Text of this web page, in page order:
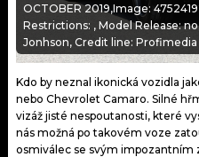
TRENDY
KULTURA
MIX
OSTATNÍ
OCTOBER 2019,Image:
Restrictions: , Model Release:
Jonhson, Credit line: Profimedia
Kdo by neznal ikonická vozidla
nebo Chevrolet Camaro. Silné
vizáž jisté nespoutanosti, které
nás možná po takovém voze
osmiválec se svým impozantním